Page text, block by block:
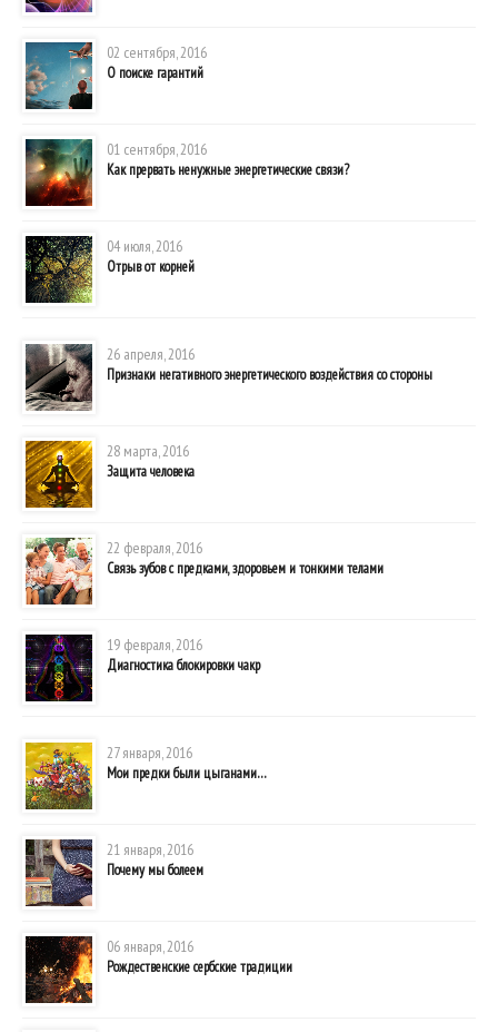
02 сентября, 2016
О поиске гарантий
01 сентября, 2016
Как прервать ненужные энергетические связи?
04 июля, 2016
Отрыв от корней
26 апреля, 2016
Признаки негативного энергетического воздействия со стороны
28 марта, 2016
Защита человека
22 февраля, 2016
Связь зубов с предками, здоровьем и тонкими телами
19 февраля, 2016
Диагностика блокировки чакр
27 января, 2016
Мои предки были цыганами…
21 января, 2016
Почему мы болеем
06 января, 2016
Рождественские сербские традиции